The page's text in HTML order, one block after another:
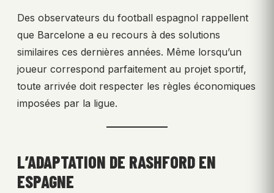
Des observateurs du football espagnol rappellent
que Barcelone a eu recours à des solutions
similaires ces dernières années. Même lorsqu’un
joueur correspond parfaitement au projet sportif,
toute arrivée doit respecter les règles économiques
imposées par la ligue.
L’ADAPTATION DE RASHFORD EN
ESPAGNE